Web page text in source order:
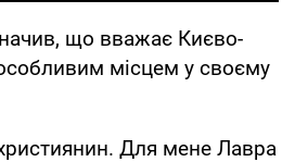
що вважає Києво-
місцем у своєму
Для мене Лавра